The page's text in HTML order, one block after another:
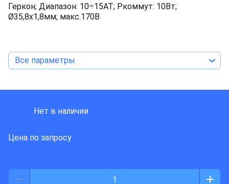
Геркон; Диапазон: 10÷15AT; Pкоммут: 10Вт;
Ø35,8x1,8мм; макс.170В
Все параметры
Нет в наличии
Цена по запросу